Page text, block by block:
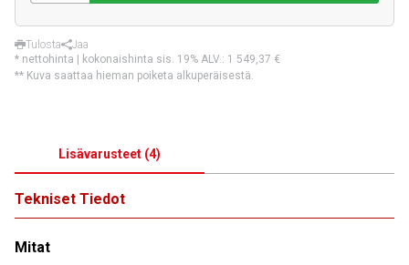
Tulosta
Jaa
* nettohinta | kokonaishinta sis. 19% ALV.: 1 549,37 €
** Kuva saattaa hieman poiketa alkuperäisestä.
Lisävarusteet (4)
Tekniset Tiedot
Mitat